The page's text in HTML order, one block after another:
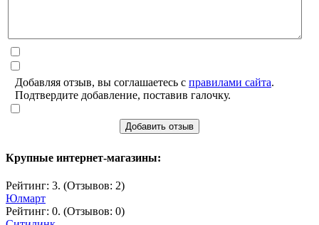
Добавляя отзыв, вы соглашаетесь с правилами сайта.
Подтвердите добавление, поставив галочку.
Добавить отзыв
Крупные интернет-магазины:
Рейтинг: 3. (Отзывов: 2)
Юлмарт
Рейтинг: 0. (Отзывов: 0)